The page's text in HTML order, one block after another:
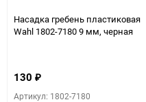
Насадка гребень пластиковая
Wahl 1802-7180 9 мм, черная
130 ₽
Артикул: 1802-7180